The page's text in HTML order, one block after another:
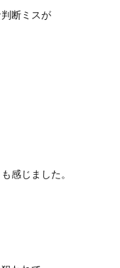
断ミスが
感じました。